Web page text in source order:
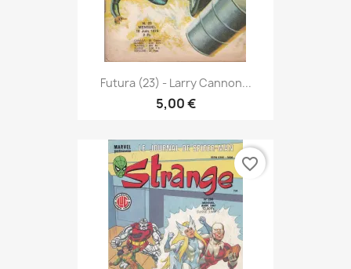
Futura (23) - Larry Cannon...
5,00 €
favorite_border